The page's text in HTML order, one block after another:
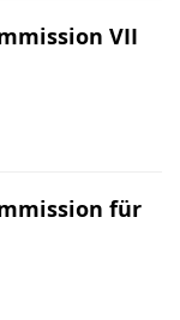
VII
für